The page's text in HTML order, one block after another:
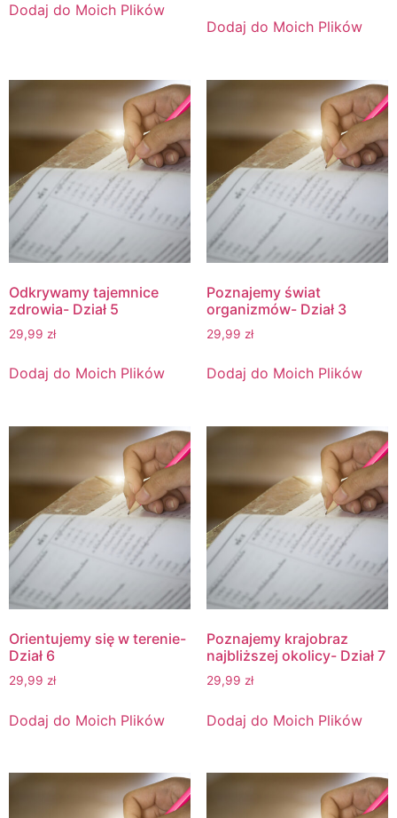
Dodaj do Moich Plików
Dodaj do Moich Plików
Odkrywamy tajemnice
zdrowia- Dział 5
29,99 zł
Dodaj do Moich Plików
Poznajemy świat
organizmów- Dział 3
29,99 zł
Dodaj do Moich Plików
Orientujemy się w terenie-
Dział 6
29,99 zł
Dodaj do Moich Plików
Poznajemy krajobraz
najbliższej okolicy- Dział 7
29,99 zł
Dodaj do Moich Plików